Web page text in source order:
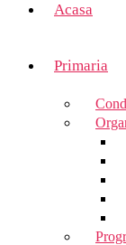
Acasa
Primaria